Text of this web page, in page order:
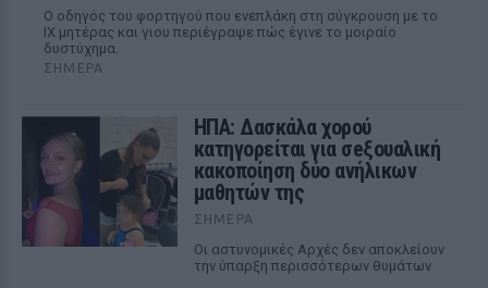
Ο οδηγός του φορτηγού που ενεπλάκη στη σύγκρουση με το
ΙΧ μητέρας και γιου περιέγραψε πώς έγινε το μοιραίο
δυστύχημα.
ΣΉΜΕΡΑ
ΗΠΑ: Δασκάλα χορού
κατηγορείται για σeξουαλική
κακοποίηση δύο ανήλικων
μαθητών της
ΣΉΜΕΡΑ
Οι αστυνομικές Αρχές δεν αποκλείουν
την ύπαρξη περισσότερων θυμάτων